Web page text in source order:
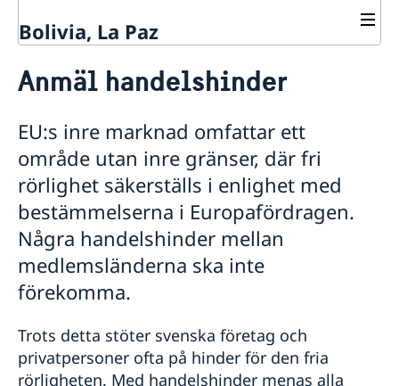
Bolivia, La Paz
Om oss
Dataskyddspolicy för utlandsmyndigheterna
Vi är en resurs för svenska företag
Team Sweden
Så kan du få stöd
Svenska företag i Bolivia
Anmäl handelshinder
Aktuellt
Anmäl din utlandsvistelse
Nyheter
Anmäl handelshinder
EU:s inre marknad omfattar ett
område utan inre gränser, där fri
rörlighet säkerställs i enlighet med
bestämmelserna i Europafördragen.
Några handelshinder mellan
medlemsländerna ska inte
förekomma.
Trots detta stöter svenska företag och
privatpersoner ofta på hinder för den fria
rörligheten. Med handelshinder menas alla